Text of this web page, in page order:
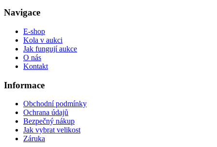
Navigace
E-shop
Kola v aukci
Jak fungují aukce
O nás
Kontakt
Informace
Obchodní podmínky
Ochrana údajů
Bezpečný nákup
Jak vybrat velikost
Záruka